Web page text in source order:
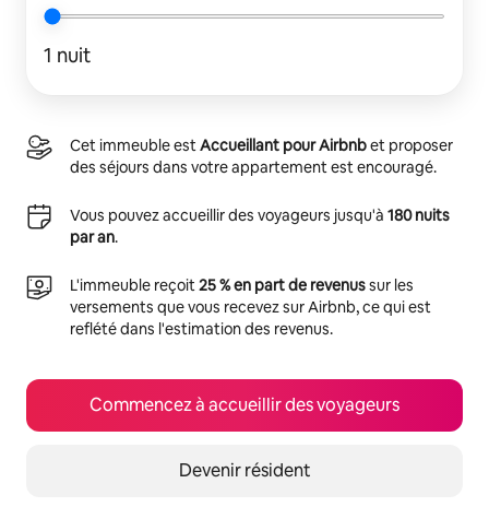
1 nuit
Cet immeuble estAccueillant pour Airbnbet proposer
des séjours dans votre appartement est encouragé.
Vous pouvez accueillir des voyageurs jusqu'à 180 nuits
par an.
L'immeuble reçoit25 % en part de revenussur les
versements que vous recevez sur Airbnb, ce qui est
reflété dans l'estimation des revenus.
Commencez à accueillir des voyageurs
Devenir résident